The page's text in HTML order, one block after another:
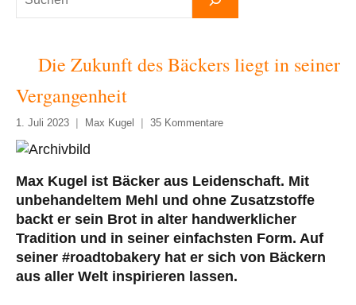
Die Zukunft des Bäckers liegt in seiner
Vergangenheit
1. Juli 2023 Max Kugel 35 Kommentare
Max Kugel ist Bäcker aus Leidenschaft. Mit
unbehandeltem Mehl und ohne Zusatzstoffe
backt er sein Brot in alter handwerklicher
Tradition und in seiner einfachsten Form. Auf
seiner #roadtobakery hat er sich von Bäckern
aus aller Welt inspirieren lassen.